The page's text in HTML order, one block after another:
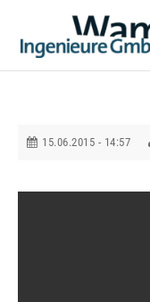
15.06.2015 - 14:57